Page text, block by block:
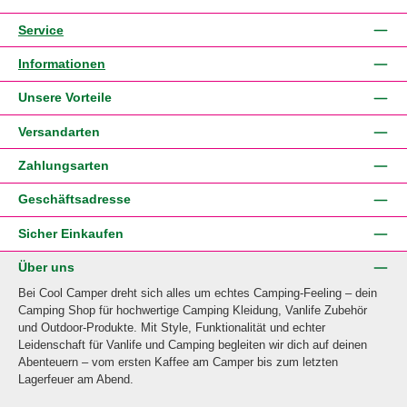
Service
Informationen
Unsere Vorteile
Versandarten
Zahlungsarten
Geschäftsadresse
Sicher Einkaufen
Über uns
Bei Cool Camper dreht sich alles um echtes Camping-Feeling – dein
Camping Shop für hochwertige Camping Kleidung, Vanlife Zubehör
und Outdoor-Produkte. Mit Style, Funktionalität und echter
Leidenschaft für Vanlife und Camping begleiten wir dich auf deinen
Abenteuern – vom ersten Kaffee am Camper bis zum letzten
Lagerfeuer am Abend.